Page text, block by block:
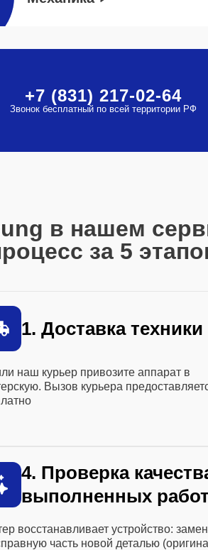
+7 (831) 217-02-64
Звонок бесплатный по всей территории РФ
в нашем
за 5
1. Доставка техники
наш курьер привозите аппарат в
Вызов курьера
4. Проверка
выполненных работ
восстанавливает устройство:
часть новой деталью